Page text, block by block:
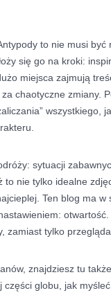
to nie musi być
się go na kroki:
miejsca zajmują
chaotyczne zmiany.
wszystkiego,
sytuacji
to nie tylko idealne
Ten blog ma w
zamiast tylko
znajdziesz tu
globu, jak